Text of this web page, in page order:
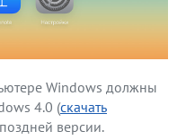
Windows должны
4.0 (скачать
версии.